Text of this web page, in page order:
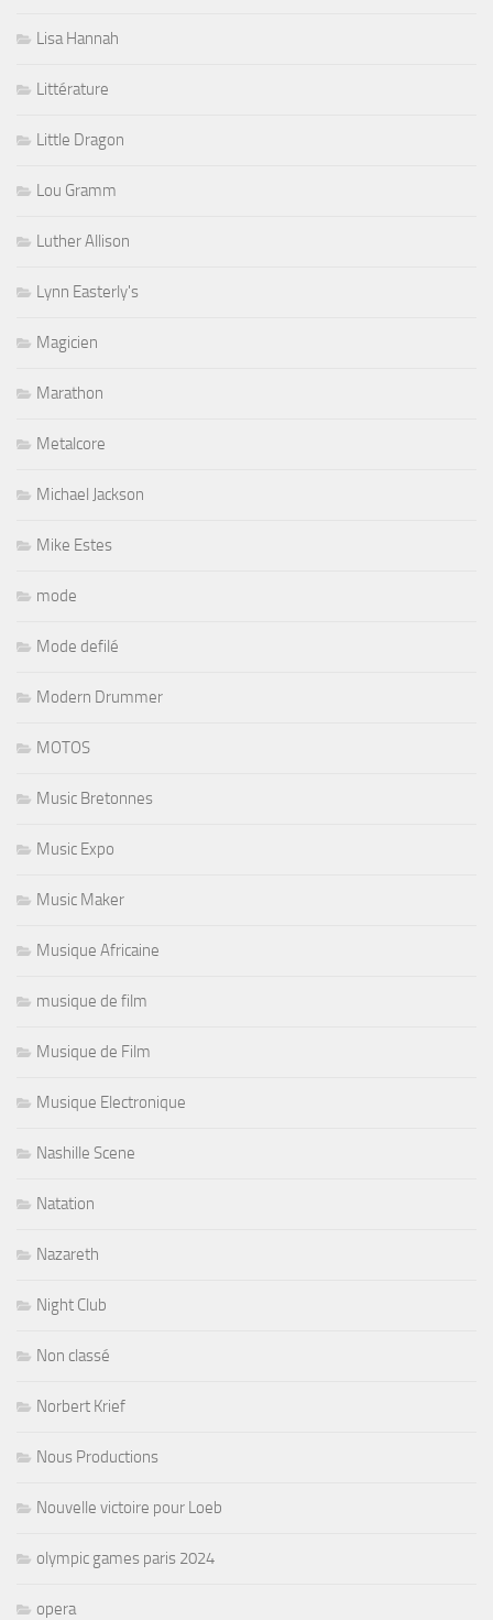
Lisa Hannah
Littérature
Little Dragon
Lou Gramm
Luther Allison
Lynn Easterly's
Magicien
Marathon
Metalcore
Michael Jackson
Mike Estes
mode
Mode defilé
Modern Drummer
MOTOS
Music Bretonnes
Music Expo
Music Maker
Musique Africaine
musique de film
Musique de Film
Musique Electronique
Nashille Scene
Natation
Nazareth
Night Club
Non classé
Norbert Krief
Nous Productions
Nouvelle victoire pour Loeb
olympic games paris 2024
opera